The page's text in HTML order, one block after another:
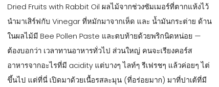
Dried Fruits with Rabbit Oil ผลไม้จากช่วงซัมเมอร์ที่ตากแห้งไว้
นำมาเสิร์ฟกับ Vinegar ที่หมักมาจากเห็ด และ น้ำมันกระต่าย ด้าน
ในผลไม้มี Bee Pollen Paste และตบท้ายด้วยพริกนิดหน่อย —
ต้องบอกว่า เวลาทานอาหารทั่วไป ส่วนใหญ่ คนจะเรียงคอร์ส
อาหารจากอะไรที่มี acidity แต่บางๆ ไลท์ๆ รีเฟรชๆ แล้วค่อยๆ ไต่
ขึ้นไป แต่ที่นี่ เปิดมาด้วยเนื้อรสละมุน (ที่อร่อยมาก) มาที่ปาเต้ที่มี